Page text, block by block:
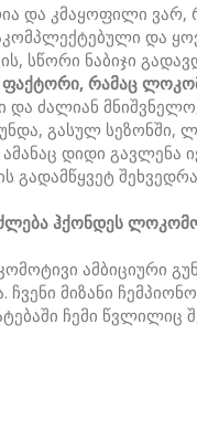
და კმაყოფილი
და
სწორი ნაბიჯი
რამაც
ძალიან
გასულ
დიდი
ჰქონდეს
ამბიციური
მიზანი
ჩემი წვლილიც